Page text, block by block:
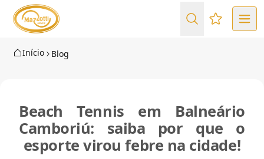
Favoritos
Início Blog
Beach Tennis em Balneário
Camboriú: saiba por que o
esporte virou febre na cidade!